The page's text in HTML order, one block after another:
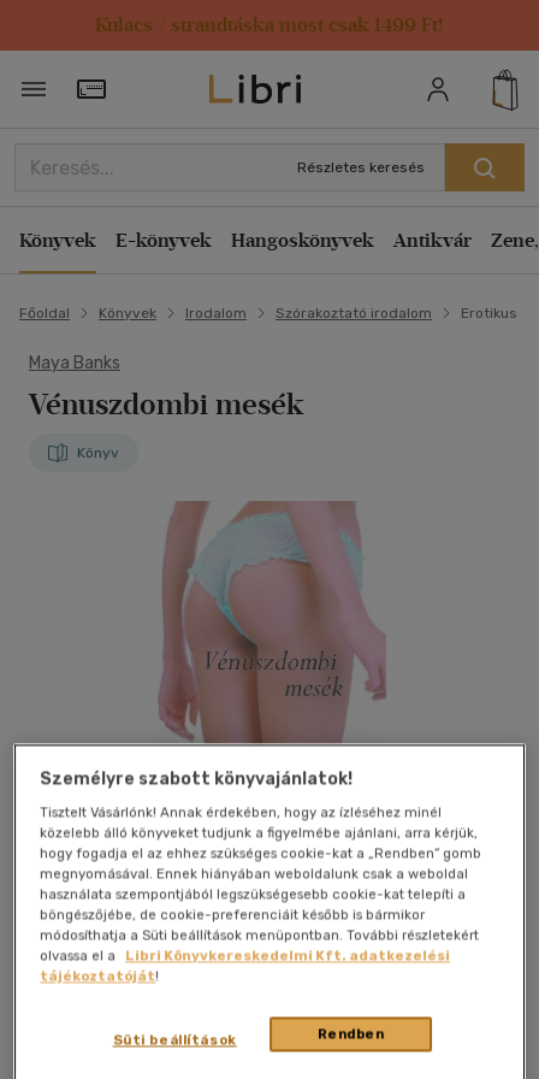
Kulacs / strandtáska most csak 1499 Ft!
Törzsvásárlói Kártya adatai
Részletes keresés
Könyvek E-könyvek Hangoskönyvek Antikvár
Főoldal Könyvek Irodalom Szórakoztató irodalom Erotikus
Maya Banks
Vénuszdombi mesék
Könyv
Kívánságlistához adom
(1 vélemény)
ragasztókötött
330 oldal
Személyre szabott könyvajánlatok!
Tisztelt Vásárlónk! Annak érdekében, hogy az ízléséhez minél
közelebb álló könyveket tudjunk a figyelmébe ajánlani, arra kérjük,
hogy fogadja el az ehhez szükséges cookie-kat a „Rendben” gomb
megnyomásával. Ennek hiányában weboldalunk csak a weboldal
használata szempontjából legszükségesebb cookie-kat telepíti a
böngészőjébe, de cookie-preferenciáit később is bármikor
módosíthatja a Süti beállítások menüpontban. További részletekért
olvassa el a
Libri Könyvkereskedelmi Kft. adatkezelési
tájékoztatóját!
Rendben
Süti beállítások